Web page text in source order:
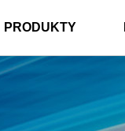
PRODUKTY